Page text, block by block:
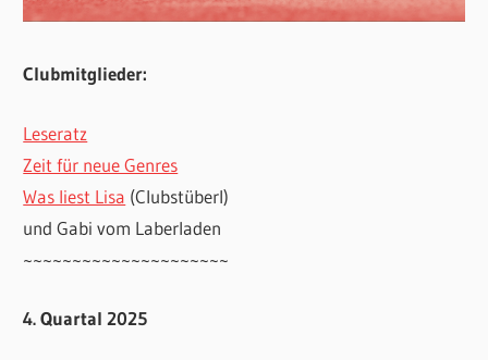
Clubmitglieder:
Leseratz
Zeit für neue Genres
Was liest Lisa (Clubstüberl)
und Gabi vom Laberladen
~~~~~~~~~~~~~~~~~~~~~
4. Quartal 2025